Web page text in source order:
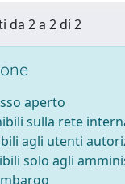
da 2 a 2 di 2
aperto
sulla rete
agli utenti
solo agli